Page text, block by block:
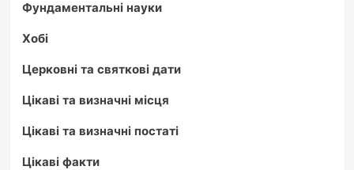
Фундаментальні науки
Хобі
Церковні та святкові дати
Цікаві та визначні місця
Цікаві та визначні постаті
Цікаві факти